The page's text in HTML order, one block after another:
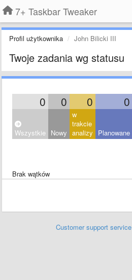
7+ Taskbar Tweaker
Profil użytkownika John Bilicki III
Twoje zadania wg statusu
0 0 0 0
Wszystkie Nowy
w
trakcie
analizy
Planowane
Brak wątków
Customer support service